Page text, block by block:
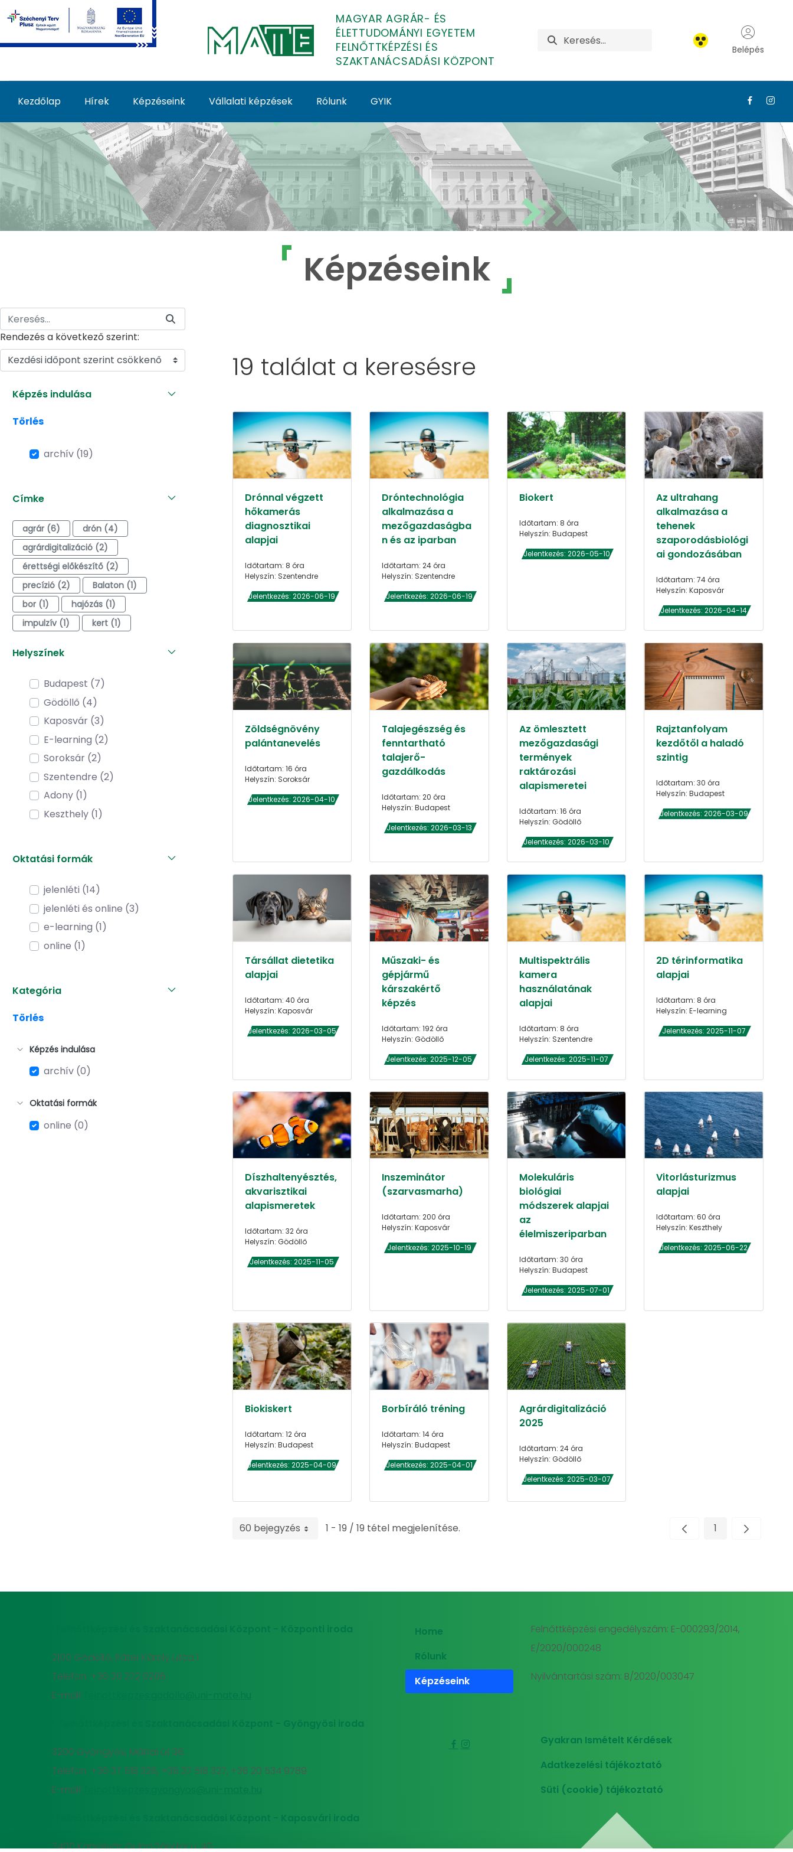
Ugrás a fő tartalomhoz
MAGYAR AGRÁR- ÉS
ÉLETTUDOMÁNYI EGYETEM
FELNŐTTKÉPZÉSI ÉS
SZAKTANÁCSADÁSI KÖZPONT
Belépés
Kezdőlap Hírek Képzéseink Vállalati képzések Rólunk GYIK
Képzéseink - MATE Felnőttképzés
Képzéseink
Rendezés a következő szerint:
Kezdési időpont szerint csökkenő
Képzés indulása
Törlés
archív (19)
Címke
agrár (6)
drón (4)
agrárdigitalizáció (2)
érettségi előkészítő (2)
precízió (2)
Balaton (1)
bor (1)
hajózás (1)
impulzív (1)
kert (1)
Helyszínek
Budapest (7)
Gödöllő (4)
Kaposvár (3)
E-learning (2)
Soroksár (2)
Szentendre (2)
Adony (1)
Keszthely (1)
Oktatási formák
jelenléti (14)
jelenléti és online (3)
e-learning (1)
online (1)
Kategória
Törlés
Képzés indulása
archív (0)
Oktatási formák
online (0)
19 találat a keresésre
Drónnal végzett
hőkamerás
diagnosztikai
alapjai
Időtartam: 8 óra
Helyszín: Szentendre
Jelentkezés: 2026-06-19
Dróntechnológia
alkalmazása a
mezőgazdaságba
n és az iparban
Időtartam: 24 óra
Helyszín: Szentendre
Jelentkezés: 2026-06-19
Biokert
Időtartam: 8 óra
Helyszín: Budapest
Jelentkezés: 2026-05-10
Az ultrahang
alkalmazása a
tehenek
szaporodásbiológi
ai gondozásában
Időtartam: 74 óra
Helyszín: Kaposvár
Jelentkezés: 2026-04-14
Zöldségnövény
palántanevelés
Időtartam: 16 óra
Helyszín: Soroksár
Jelentkezés: 2026-04-10
Talajegészség és
fenntartható
talajerő-
gazdálkodás
Időtartam: 20 óra
Helyszín: Budapest
Jelentkezés: 2026-03-13
Az ömlesztett
mezőgazdasági
termények
raktározási
alapismeretei
Időtartam: 16 óra
Helyszín: Gödöllő
Jelentkezés: 2026-03-10
Rajztanfolyam
kezdőtől a haladó
szintig
Időtartam: 30 óra
Helyszín: Budapest
Jelentkezés: 2026-03-09
Társállat dietetika
alapjai
Időtartam: 40 óra
Helyszín: Kaposvár
Jelentkezés: 2026-03-05
Műszaki- és
gépjármű
kárszakértő
képzés
Időtartam: 192 óra
Helyszín: Gödöllő
Jelentkezés: 2025-12-05
Multispektrális
kamera
használatának
alapjai
Időtartam: 8 óra
Helyszín: Szentendre
Jelentkezés: 2025-11-07
2D térinformatika
alapjai
Időtartam: 8 óra
Helyszín: E-learning
Jelentkezés: 2025-11-07
Díszhaltenyésztés,
akvarisztikai
alapismeretek
Időtartam: 32 óra
Helyszín: Gödöllő
Jelentkezés: 2025-11-05
Inszeminátor
(szarvasmarha)
Időtartam: 200 óra
Helyszín: Kaposvár
Jelentkezés: 2025-10-19
Molekuláris
biológiai
módszerek alapjai
az
élelmiszeriparban
Időtartam: 30 óra
Helyszín: Budapest
Jelentkezés: 2025-07-01
Vitorlásturizmus
alapjai
Időtartam: 60 óra
Helyszín: Keszthely
Jelentkezés: 2025-06-22
Biokiskert
Időtartam: 12 óra
Helyszín: Budapest
Jelentkezés: 2025-04-09
Borbíráló tréning
Időtartam: 14 óra
Helyszín: Budapest
Jelentkezés: 2025-04-01
Agrárdigitalizáció
2025
Időtartam: 24 óra
Helyszín: Gödöllő
Jelentkezés: 2025-03-07
60 bejegyzés 1 - 19 / 19 tétel megjelenítése. Oldal
1
2100 Gödöllő, Páter Károly utca 1.
Telefon: +36 30 272 0206
E-mail:
MATE Felnőttképzési és Szaktanácsadási Központ - Gyöngyösi iroda
3200 Gyöngyös, Mátrai út 36.
Telefon: +36 37 518 326, +36 37 518 327, +36 20 534 9789
E-mail:
7400 Kaposvár, Guba Sándor u. 40.
Home
Rólunk
Képzéseink
Felnőttképzési engedélyszám: E-000293/2014,
E/2020/000248
Nyilvántartási szám: B/2020/003047
Gyakran Ismételt Kérdések
Adatkezelési tájékoztató
Süti (cookie) tájékoztató